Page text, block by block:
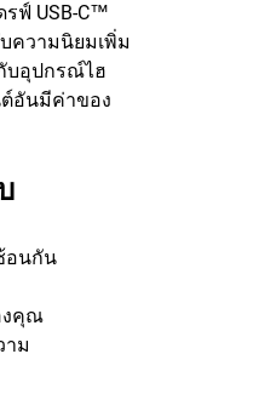
ฟ์ USB-C™
ความนิยมเพิ่ม
บอุปกรณ์ไฮ
ต์อันมีค่าของ
อนกัน
งคุณ
าม